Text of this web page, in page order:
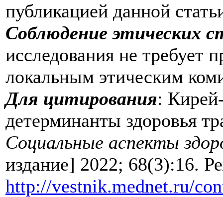
публикацией данной
Соблюдение этических
исследования не требует
локальным этическим
Для цитирования:
детерминанты здоровья
Социальные аспекты
издание] 2022; 68(3):16.
http://vestnik.mednet.ru/